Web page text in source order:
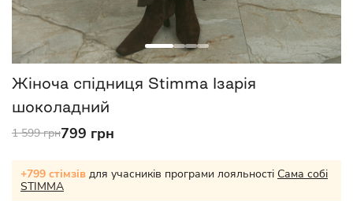
Жіноча спідниця Stimma Ізарія
шоколадний
1 599 грн799 грн
+799 стімзів для учасників програми лояльності Сама собі
STIMMA